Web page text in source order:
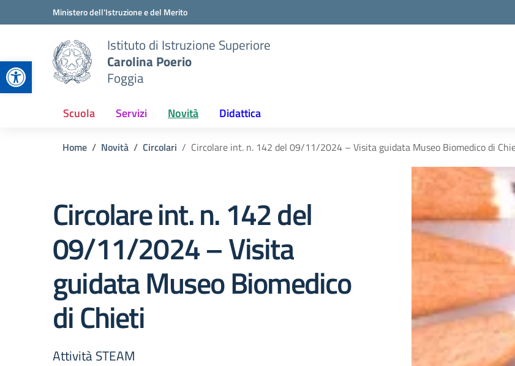
Apri la barra degli strumenti
Vai ai contenuti
Vai al menu di navigazioneMinistero dell'Istruzione e del Merito
Istituto di Istruzione Superiore
Carolina Poerio
Foggia
Scuola Servizi Novità Didattica
Home Novità Circolari Circolare int. n. 142 del 09/11/2024 – Visita guidata Museo Biomedico di
Circolare int. n. 142 del
09/11/2024 – Visita
guidata Museo Biomedico
di Chieti
Attività STEAM